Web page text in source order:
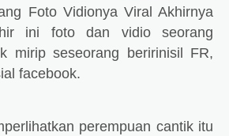
Foto Vidionya Viral Akhirnya
ini foto dan vidio seorang
mirip seseorang beririnisil FR,
facebook.
perempuan cantik itu